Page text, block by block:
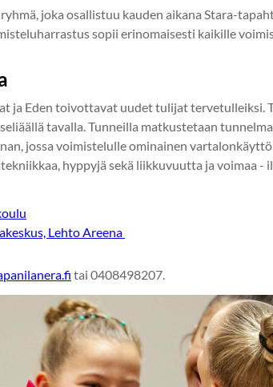
joka osallistuu kauden aikana Stara-
sopii erinomaisesti kaikille
ja Eden toivottavat uudet tulijat tervetulleiksi.
tavalla. Tunneilla matkustetaan
jossa voimistelulle ominainen
hyppyjä sekä liikkuvuutta ja voimaa -
Lehto Areena
tai 0408498207.